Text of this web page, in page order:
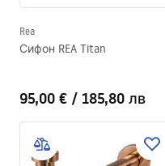
Rea
Сифон REA Titan
95,00 € / 185,80 лв